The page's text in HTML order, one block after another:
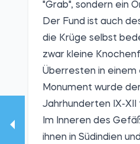
"Grab", sondern ein
Der Fund ist auch
die Krüge selbst
zwar kleine
Überresten in einem
Monument wurde
Jahrhunderten IX-
Im Inneren des
ihnen in Südindien